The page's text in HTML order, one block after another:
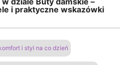
i praktyczne wskazówki
i styl na co dzień